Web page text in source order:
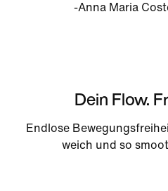
-Anna Maria
Dein Flow.
Endlose
weich und so